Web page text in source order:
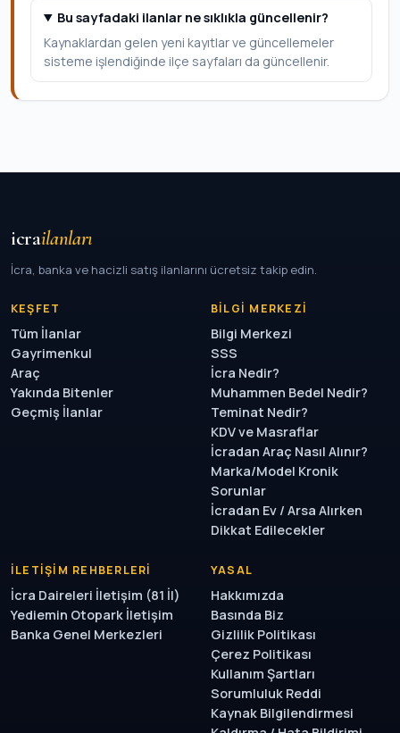
Bu sayfadaki ilanlar ne sıklıkla güncellenir?
Kaynaklardan gelen yeni kayıtlar ve güncellemeler
sisteme işlendiğinde ilçe sayfaları da güncellenir.
icrailanları
İcra, banka ve hacizli satış ilanlarını ücretsiz takip edin.
KEŞFET
Tüm İlanlar
Gayrimenkul
Araç
Yakında Bitenler
Geçmiş İlanlar
BILGI MERKEZI
Bilgi Merkezi
SSS
İcra Nedir?
Muhammen Bedel Nedir?
Teminat Nedir?
KDV ve Masraflar
İcradan Araç Nasıl Alınır?
Marka/Model Kronik
Sorunlar
İcradan Ev / Arsa Alırken
Dikkat Edilecekler
İLETIŞIM REHBERLERI
İcra Daireleri İletişim (81 İl)
Yediemin Otopark İletişim
Banka Genel Merkezleri
YASAL
Hakkımızda
Basında Biz
Gizlilik Politikası
Çerez Politikası
Kullanım Şartları
Sorumluluk Reddi
Kaynak Bilgilendirmesi